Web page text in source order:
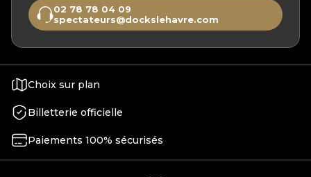
02 78 78 04 09
spectateurs@dockslehavre.com
Choix sur plan
Billetterie officielle
Paiements 100% sécurisés